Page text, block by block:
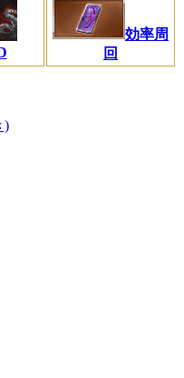
効率周
回
)